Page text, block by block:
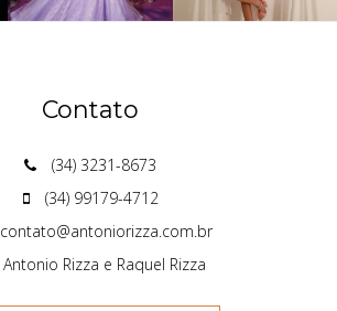
Contato
(34) 3231-8673
(34) 99179-4712
contato@antoniorizza.com.br
Antonio Rizza e Raquel Rizza